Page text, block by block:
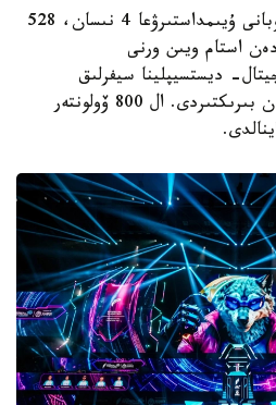
ساندارمەن ايتار بولساق، جوبانى ۇيىمداستىرۋعا 4 نىسان، 528
ويىن تەحنيكاسى مەن 500 دەن استام ويىن ورنى
ديستسيپلينا سيفرلىق
جارىستاردى شىنايى سپورتپەن بىرىكتىردى. ال 800 ۆولونتەر